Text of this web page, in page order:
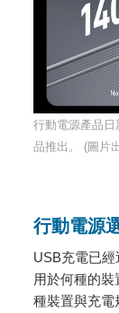
行動電源產品
品推出。 (圖片
行動電源
USB充電已
用於何種的
種裝置與充電